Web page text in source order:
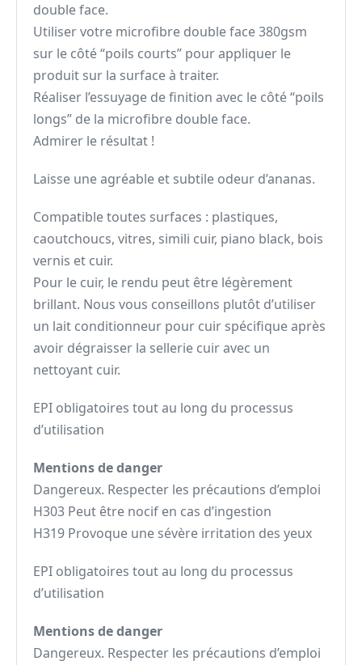
double face.
Utiliser votre microfibre double face 380gsm
sur le côté “poils courts” pour appliquer le
produit sur la surface à traiter.
Réaliser l’essuyage de finition avec le côté “poils
longs” de la microfibre double face.
Admirer le résultat !
Laisse une agréable et subtile odeur d’ananas.
Compatible toutes surfaces : plastiques,
caoutchoucs, vitres, simili cuir, piano black, bois
vernis et cuir.
Pour le cuir, le rendu peut être légèrement
brillant. Nous vous conseillons plutôt d’utiliser
un lait conditionneur pour cuir spécifique après
avoir dégraisser la sellerie cuir avec un
nettoyant cuir.
EPI obligatoires tout au long du processus
d’utilisation
Mentions de danger
Dangereux. Respecter les précautions d’emploi
H303 Peut être nocif en cas d’ingestion
H319 Provoque une sévère irritation des yeux
EPI obligatoires tout au long du processus
d’utilisation
Mentions de danger
Dangereux. Respecter les précautions d’emploi